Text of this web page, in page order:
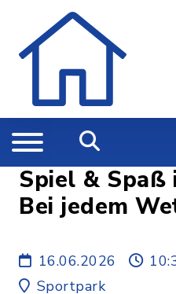
Spiel &
Bei jedem
16.06.2026
Sportpark